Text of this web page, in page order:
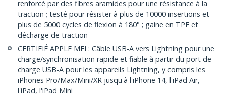
renforcé par des fibres aramides pour une résistance à la
traction ; testé pour résister à plus de 10000 insertions et
plus de 5000 cycles de flexion à 180° ; gaine en TPE et
décharge de traction
CERTIFIÉ APPLE MFI : Câble USB-A vers Lightning pour une
charge/synchronisation rapide et fiable à partir du port de
charge USB-A pour les appareils Lightning, y compris les
iPhones Pro/Max/Mini/XR jusqu'à l'iPhone 14, l'iPad Air,
l'iPad, l'iPad Mini